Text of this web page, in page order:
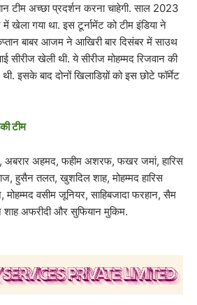
टीम अच्छा प्रदर्शन करना चाहेगी. साल 2023
खेला गया था. इस टूर्नामेंट को टीम इंडिया ने
बाबर आजम ने आखिरी बार दिसंबर में साउथ
खेली थी. ये सीरीज मोहम्मद रिजवान की
इसके बाद दोनों खिलाडिय़ों को इस छोटे फॉर्मेट
टीम
अबरार अहमद, फहीम अशरफ, फखर जमां, हारिस
हुसैन तलत, खुशदिल शाह, मोहम्मद हारिस
मोहम्मद वसीम जूनियर, साहिबजादा फरहान, सैम
शाह अफरीदी और सुफियान मुकिम.